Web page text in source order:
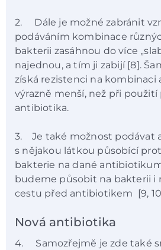
2. Dále je možné zabránit
podáváním kombinace
bakterii zasáhnou do více
najednou, a tím ji zabijí [8].
získá rezistenci na kombinaci
výrazně menší, než při
antibiotika.
3. Je také možnost podávat
s nějakou látkou působící
bakterie na dané
budeme působit na bakterii i
cestu před antibiotikem [9,
Nová antibiotika
4. Samozřejmě je zde také